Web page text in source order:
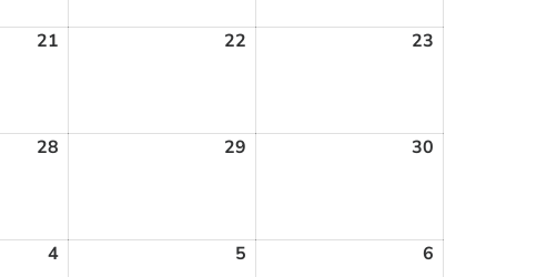
21 22 23
28 29 30
4 5 6